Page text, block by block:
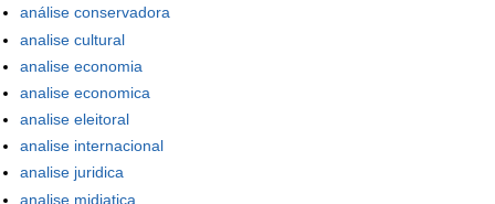
análise conservadora
analise cultural
analise economia
analise economica
analise eleitoral
analise internacional
analise juridica
analise midiatica